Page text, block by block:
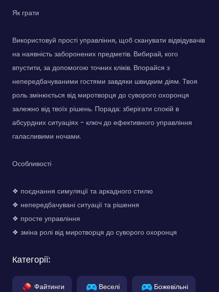
Як грати
Використовуй прості управління, щоб сканувати відвідувачів
на наявність заборонених предметів. Вибирай, кого
впустити, за допомогою точних кліків. Впорайся з
непередбачуваними гостями завдяки швидким діям. Твоя
роль змінюється від миротворця до суворого охоронця
залежно від твоїх рішень. Порада: зберігати спокій в
абсурдних ситуаціях - ключ до ефективного управління
галасливими ночами.
Особливості
❖ поєднання симуляції та аркадного стилю
❖ непередбачувані ситуації та рішення
❖ просте управління
❖ зміна ролі від миротворця до суворого охоронця
Категорії:
Файтинги Веселі Божевільні